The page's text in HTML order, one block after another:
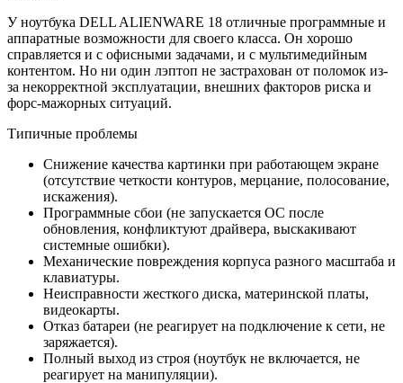
У ноутбука DELL ALIENWARE 18 отличные программные и
аппаратные возможности для своего класса. Он хорошо
справляется и с офисными задачами, и с мультимедийным
контентом. Но ни один лэптоп не застрахован от поломок из-
за некорректной эксплуатации, внешних факторов риска и
форс-мажорных ситуаций.
Типичные проблемы
Снижение качества картинки при работающем экране
(отсутствие четкости контуров, мерцание, полосование,
искажения).
Программные сбои (не запускается ОС после
обновления, конфликтуют драйвера, выскакивают
системные ошибки).
Механические повреждения корпуса разного масштаба и
клавиатуры.
Неисправности жесткого диска, материнской платы,
видеокарты.
Отказ батареи (не реагирует на подключение к сети, не
заряжается).
Полный выход из строя (ноутбук не включается, не
реагирует на манипуляции).